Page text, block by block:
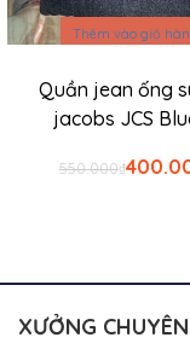
Thêm vào giỏ
Quần jean ống
jacobs JCS
₫
550.000 Giá
XƯỞNG